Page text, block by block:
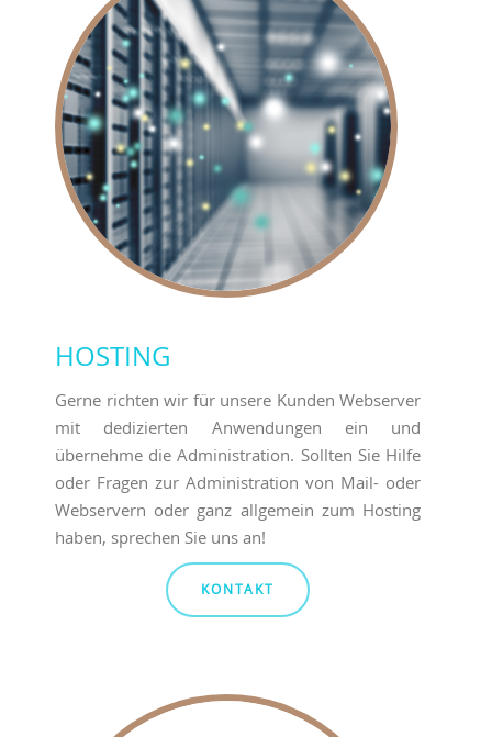
HOSTING
Gerne richten wir für unsere Kunden Webserver
mit dedizierten Anwendungen ein und
übernehme die Administration. Sollten Sie Hilfe
oder Fragen zur Administration von Mail- oder
Webservern oder ganz allgemein zum Hosting
haben, sprechen Sie uns an!
KONTAKT